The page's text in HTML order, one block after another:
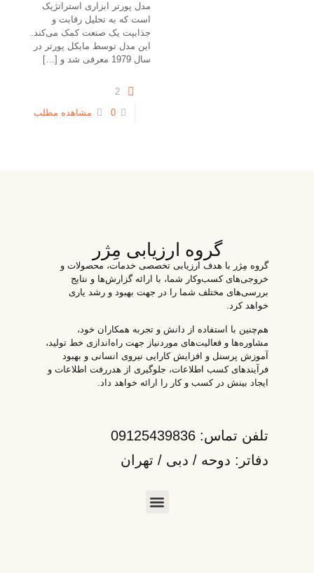
مدل پورتر ابزاری استراتژیک
است که به تحلیل رقابت و
جذابیت یک صنعت کمک می‌کند.
این مدل توسط مایکل پورتر در
سال 1979 معرفی شد و
[…]
2
0
مشاهده مطلب
گروه ارزیابی مِژر
گروه مِژر با هدف ارزیابی تخصصی خدمات، محصولات و
خروجی‌های کسب‌وکار شما، با ارائه گزارش‌ها و نتایج
بررسی‌های مختلف شما را در جهت بهبود و رشد یاری
خواهد کرد.
هم‌چنین با استفاده از دانش و تجربه همکاران خود،
مشاوره‌ها و فعالیت‌های موردنیاز جهت راه‌اندازی خط تولید،
آموزش پرسنل و افزایش کارایی نیروی انسانی و بهبود
فرآیندهای کسب اطلاعات، جلوگیری از هدررفت اطلاعات و
ایجاد بینش در کسب و کار را ارائه خواهد داد.
تلفن تماس: 09125439836
دفاتر: دوحه / دبی / تهران